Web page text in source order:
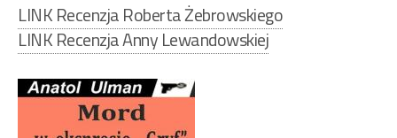
LINK Recenzja Roberta Żebrowskiego
LINK Recenzja Anny Lewandowskiej